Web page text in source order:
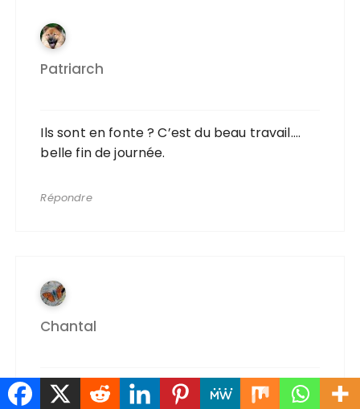
Patriarch
Ils sont en fonte ? C’est du beau travail….
belle fin de journée.
Répondre
Chantal
J’aime beaucoup… ça fait un chouette fil